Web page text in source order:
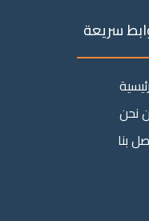
سريعة
نحن
بنا